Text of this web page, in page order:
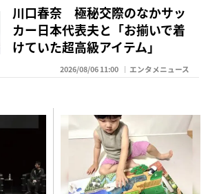
川口春奈 極秘交際のなかサッ
カー日本代表夫と「お揃いで着
けていた超高級アイテム」
2026/08/06 11:00 エンタメニュース